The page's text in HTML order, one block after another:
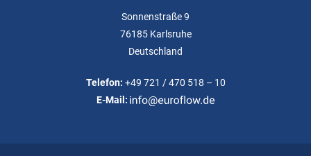
Sonnenstraße 9
76185 Karlsruhe
Deutschland
Telefon: +49 721 / 470 518 – 10
E-Mail: